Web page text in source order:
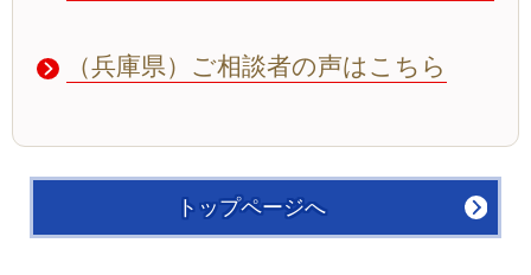
（兵庫県）ご相談者の声はこちら
トップページへ